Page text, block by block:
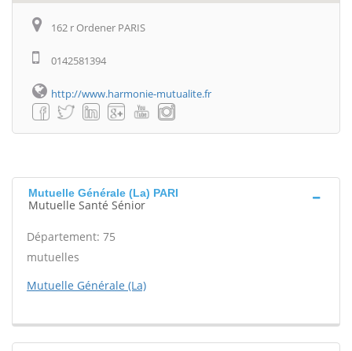
162 r Ordener PARIS
0142581394
http://www.harmonie-mutualite.fr
Mutuelle Générale (La) PARI
Mutuelle Santé Sénior
Département: 75
mutuelles
Mutuelle Générale (La)